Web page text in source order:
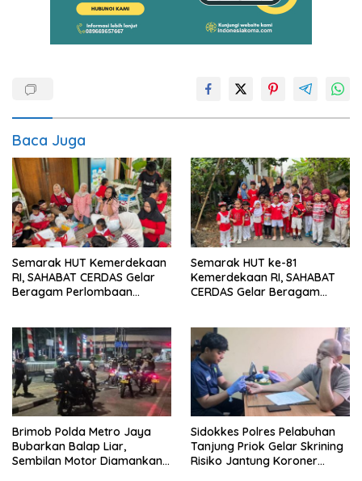
Baca Juga
Semarak HUT Kemerdekaan
RI, SAHABAT CERDAS Gelar
Beragam Perlombaan
Semarak HUT ke-81
Kemerdekaan RI, SAHABAT
CERDAS Gelar Beragam
Brimob Polda Metro Jaya
Bubarkan Balap Liar,
Sembilan Motor Diamankan
Sidokkes Polres Pelabuhan
Tanjung Priok Gelar Skrining
Risiko Jantung Koroner